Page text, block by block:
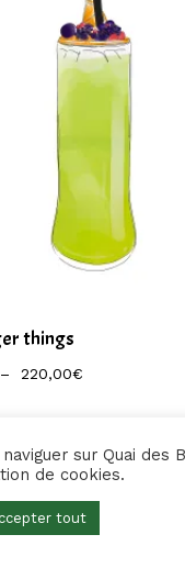
things
– 220,00€
À
220,00€
sur Quai des
de cookies.
tout